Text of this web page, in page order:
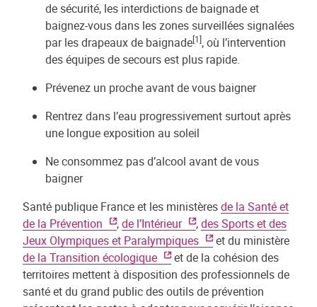
de sécurité, les interdictions de baignade et
baignez-vous dans les zones surveillées signalées
par les drapeaux de baignade[1], où l’intervention
des équipes de secours est plus rapide.
Prévenez un proche avant de vous baigner
Rentrez dans l’eau progressivement surtout après
une longue exposition au soleil
Ne consommez pas d’alcool avant de vous
baigner
Santé publique France et les ministèresde la Santé et
de la Prévention
,de l’Intérieur ,des Sports et des
Jeux Olympiques et Paralympiques
et du ministère
de la Transition écologique
et de la cohésion des
territoires mettent à disposition des professionnels de
santé et du grand public des outils de prévention